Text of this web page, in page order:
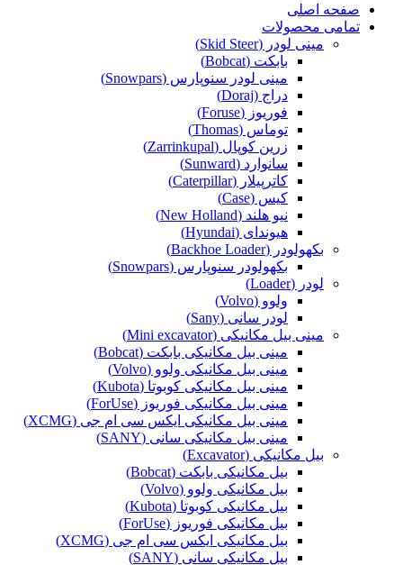
صفحه اصلی
تمامی محصولات
مینی لودر (Skid Steer)
بابکت (Bobcat)
مینی لودر سنوپارس (Snowpars)
دراج (Doraj)
فوریوز (Foruse)
توماس (Thomas)
زرین کوپال (Zarrinkupal)
سانوارد (Sunward)
کاترپیلار (Caterpillar)
کیس (Case)
نیو هلند (New Holland)
هیوندای (Hyundai)
بکهولودر (Backhoe Loader)
بکهولودر سنوپارس (Snowpars)
لودر (Loader)
ولوو (Volvo)
لودر سانی (Sany)
مینی بیل مکانیکی (Mini excavator)
مینی بیل مکانیکی بابکت (Bobcat)
مینی بیل مکانیکی ولوو (Volvo)
مینی بیل مکانیکی کوبوتا (Kubota)
مینی بیل مکانیکی فوریوز (ForUse)
مینی بیل مکانیکی ایکس سی ام جی (XCMG)
مینی بیل مکانیکی سانی (SANY)
بیل مکانیکی (Excavator)
بیل مکانیکی بابکت (Bobcat)
بیل مکانیکی ولوو (Volvo)
بیل مکانیکی کوبوتا (Kubota)
بیل مکانیکی فوریوز (ForUse)
بیل مکانیکی ایکس سی ام جی (XCMG)
بیل مکانیکی سانی (SANY)